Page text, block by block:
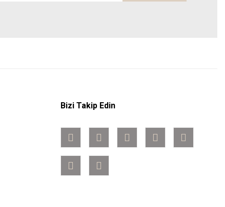
Bizi Takip Edin